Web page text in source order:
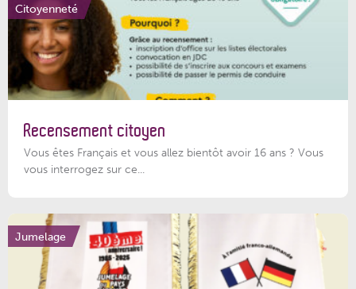
Citoyenneté
Recensement citoyen
Vous êtes Français et vous allez bientôt avoir 16 ans ? Vous
vous interrogez sur ce...
Jumelage